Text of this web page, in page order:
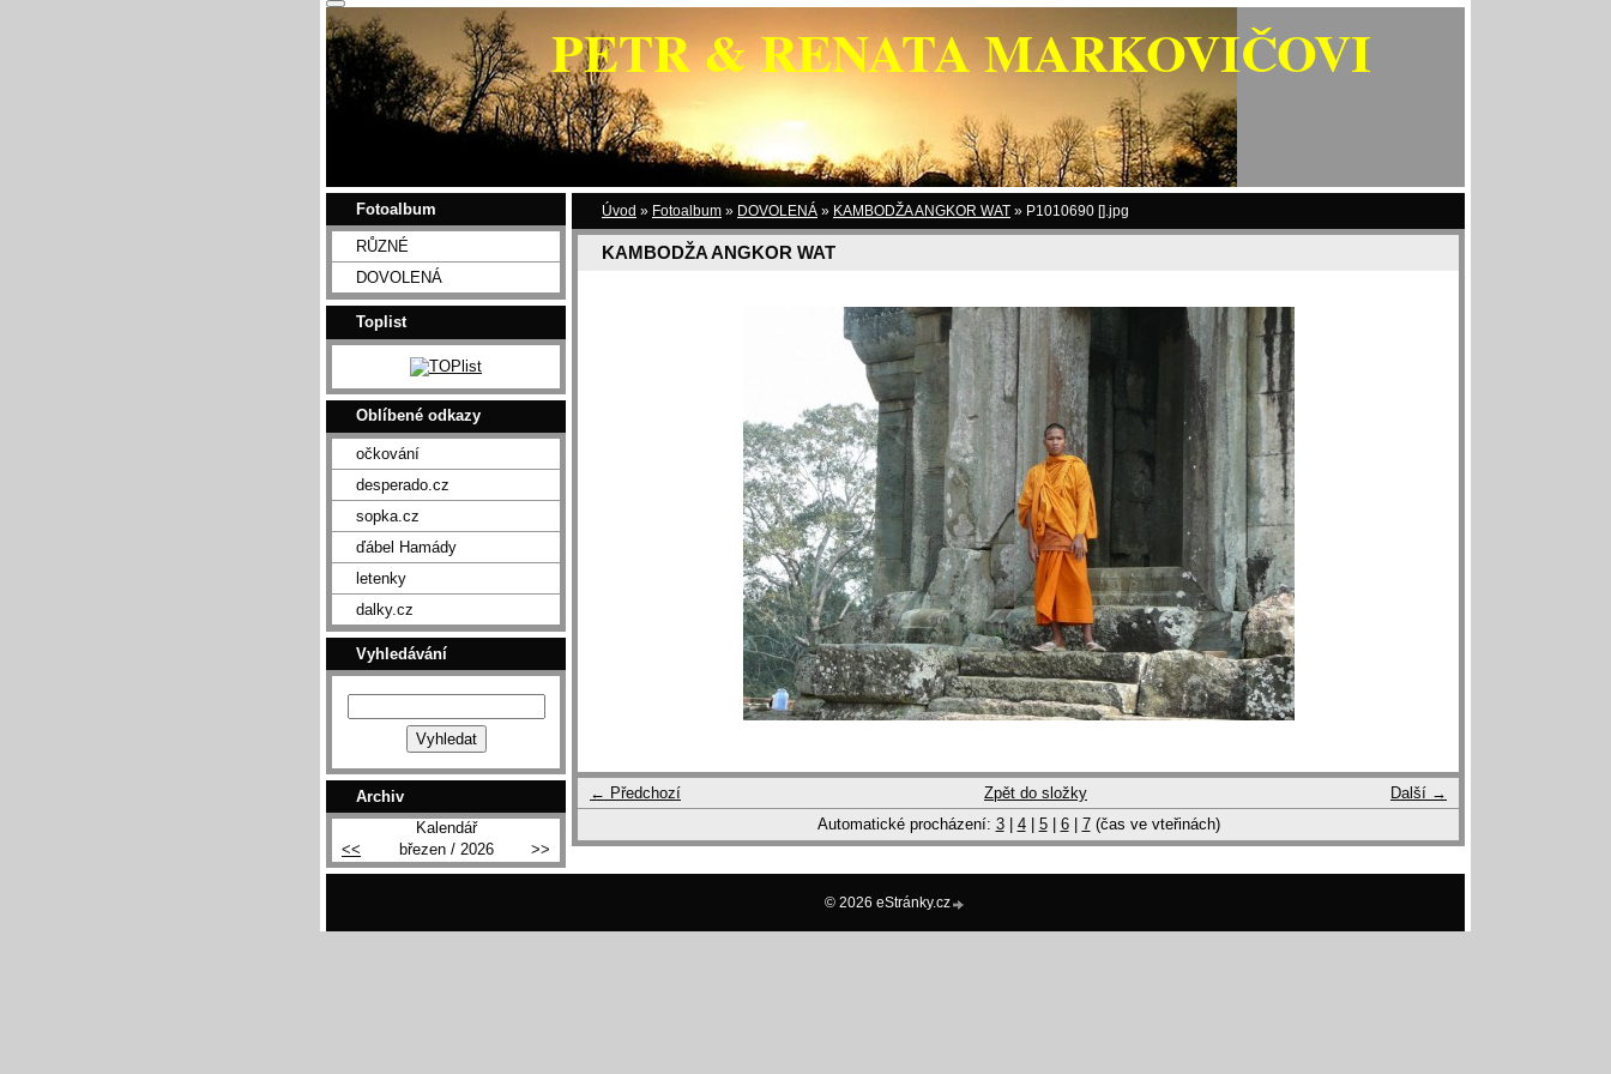
PETR & RENATA MARKOVIČOVI
Úvod » Fotoalbum » DOVOLENÁ » KAMBODŽA ANGKOR WAT » P1010690 [].jpg
KAMBODŽA ANGKOR WAT
← Předchozí Další →
Zpět do složky
Automatické procházení: 3| 4| 5| 6| 7(čas ve vteřinách)
Fotoalbum
RŮZNÉ
DOVOLENÁ
Toplist
Oblíbené odkazy
očkování
desperado.cz
sopka.cz
ďábel Hamády
letenky
dalky.cz
Vyhledávání
Archiv
Kalendář
<<
březen / 2026 >>
© 2026 eStránky.cz